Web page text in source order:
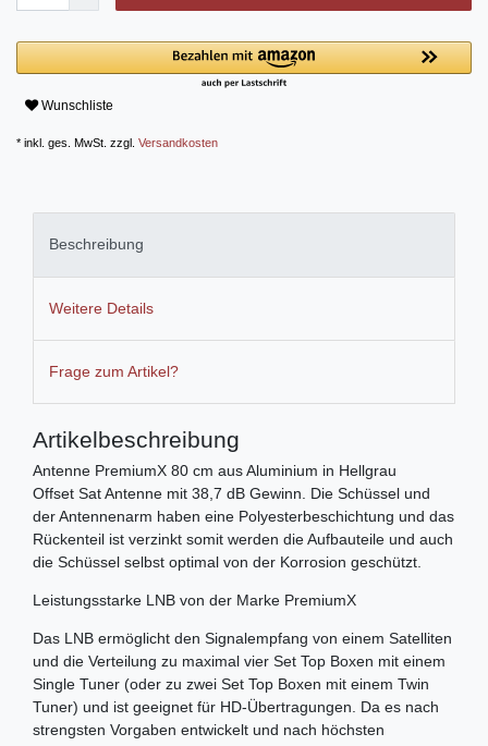
Wunschliste
* inkl. ges. MwSt. zzgl. Versandkosten
Beschreibung
Weitere Details
Frage zum Artikel?
Artikelbeschreibung
Antenne PremiumX 80 cm aus Aluminium in Hellgrau
Offset Sat Antenne mit 38,7 dB Gewinn. Die Schüssel und
der Antennenarm haben eine Polyesterbeschichtung und das
Rückenteil ist verzinkt somit werden die Aufbauteile und auch
die Schüssel selbst optimal von der Korrosion geschützt.
Leistungsstarke LNB von der Marke PremiumX
Das LNB ermöglicht den Signalempfang von einem Satelliten
und die Verteilung zu maximal vier Set Top Boxen mit einem
Single Tuner (oder zu zwei Set Top Boxen mit einem Twin
Tuner) und ist geeignet für HD-Übertragungen. Da es nach
strengsten Vorgaben entwickelt und nach höchsten